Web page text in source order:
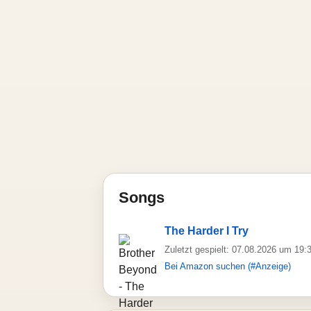
Songs
The Harder I Try
Zuletzt gespielt: 07.08.2026 um
Bei Amazon suchen (#Anzeige)